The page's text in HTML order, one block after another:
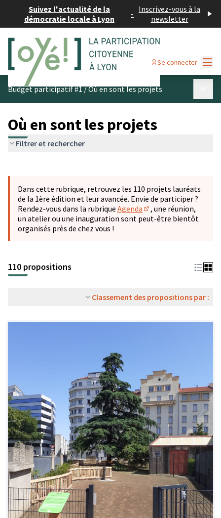
Suivez l'actualité de la
démocratie locale à Lyon
- Inscrivez-vous à la
newsletter
Se connecter
Budget participatif #1/Où en sont les projets
Où en sont les projets
Filtrer et rechercher
−
Dans cette rubrique, retrouvez les 110 projets lauréats
de la 1ère édition et leur avancée. Envie de participer ?
Rendez-vous dans la rubrique Agenda
(S'ouvre dans un
, une réunion,
un atelier ou une inauguration sont peut-être bientôt
organisés près de chez vous !
110 propositions
Classement des propositions par :